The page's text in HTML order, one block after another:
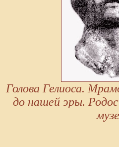
Голова Гелиоса.
до нашей эры.